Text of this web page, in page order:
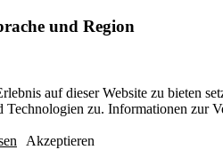
und Region
auf dieser Website zu bieten
Technologien zu. Informationen zur
Akzeptieren